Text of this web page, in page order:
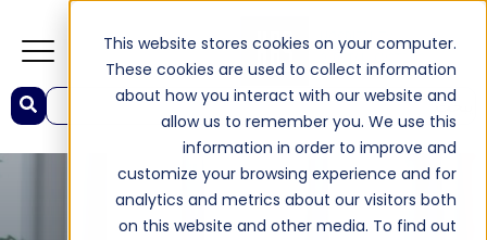
This website stores cookies on your computer.
These cookies are used to collect information
about how you interact with our website and
allow us to remember you. We use this
information in order to improve and
customize your browsing experience and for
analytics and metrics about our visitors both
on this website and other media. To find out
This is a search field with an auto-suggest feature attached.
no suggestions because the search field is empty.